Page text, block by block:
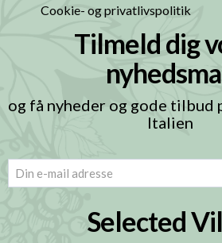
Cookie- og privatlivspolitik
Tilmeld dig
og få nyheder og gode tilbud
Italien
email (Påkrævet)
Selected